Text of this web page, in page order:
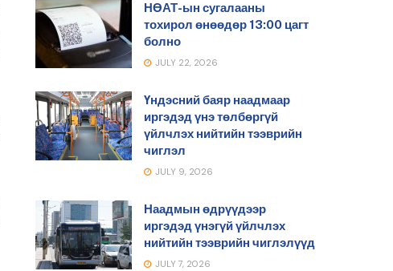
НӨАТ-ын сугалааны
тохирол өнөөдөр 13:00 цагт
болно
JULY 22, 2026
Үндэсний баяр наадмаар
иргэдэд үнэ төлбөргүй
үйлчлэх нийтийн тээврийн
чиглэл
JULY 9, 2026
Наадмын өдрүүдээр
иргэдэд үнэгүй үйлчлэх
нийтийн тээврийн чиглэлүүд
JULY 7, 2026